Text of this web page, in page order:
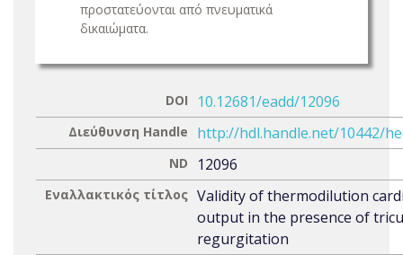
προστατεύονται από πνευματικά
δικαιώματα.
DOI 10.12681/eadd/12096
Διεύθυνση Handle http://hdl.handle.net/10442/
ND 12096
Εναλλακτικός τίτλος Validity of thermodilution
output in the presence of
regurgitation